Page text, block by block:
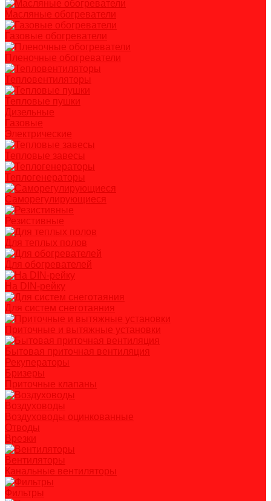
Масляные обогреватели
Газовые обогреватели
Пленочные обогреватели
Тепловентиляторы
Тепловые пушки
Дизельные
Газовые
Электрические
Тепловые завесы
Теплогенераторы
Саморегулирующиеся
Резистивные
Для теплых полов
Для обогревателей
На DIN-рейку
Для систем снеготаяния
Приточные и вытяжные установки
Бытовая приточная вентиляция
Рекуператоры
Бризеры
Приточные клапаны
Воздуховоды
Воздуховоды оцинкованные
Отводы
Врезки
Вентиляторы
Канальные вентиляторы
Фильтры